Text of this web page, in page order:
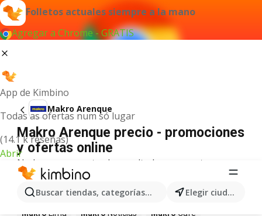
Folletos actuales siempre a la mano
Agregar a Chrome - GRATIS
App de Kimbino
Todas as ofertas num só lugar
(14.1 k reseñas)
Abrir
Buscar tiendas, categorías, productos... Elegir ciudad
Makro Arenque
Makro Arenque precio - promociones
y ofertas online
No hemos encontrado resultados para este
término.
Más productos en tiendas Makro
Makro Lima Makro Noticias Makro Café